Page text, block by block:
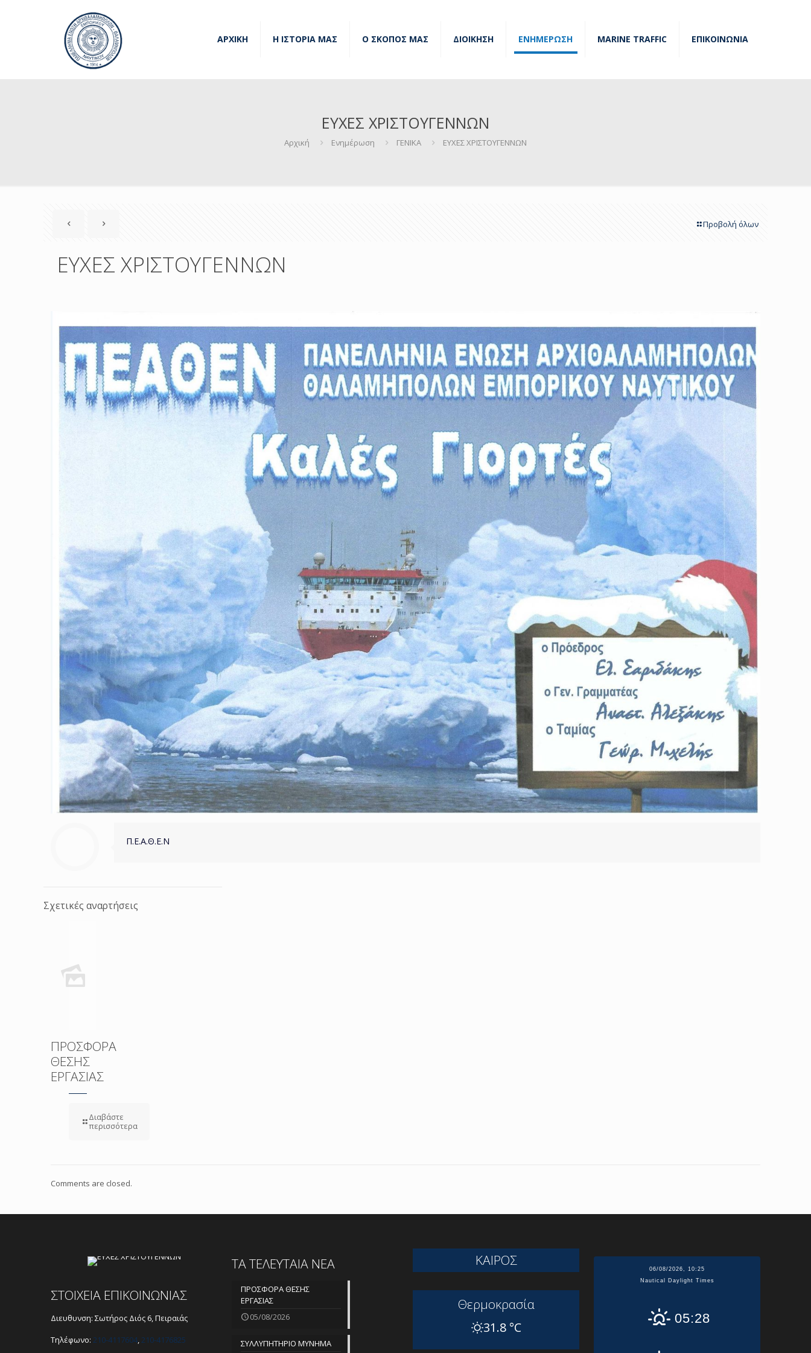
ΑΡΧΙΚΗ Η ΙΣΤΟΡΙΑ ΜΑΣ Ο ΣΚΟΠΟΣ ΜΑΣ ΔΙΟΙΚΗΣΗ ΕΝΗΜΕΡΩΣΗ MARINE TRAFFIC ΕΠΙΚΟΙΝΩΝΙΑ
ΕΥΧΕΣ ΧΡΙΣΤΟΥΓΕΝΝΩΝ
Αρχική Ενημέρωση ΓΕΝΙΚΑ ΕΥΧΕΣ ΧΡΙΣΤΟΥΓΕΝΝΩΝ
Προβολή όλων
ΕΥΧΕΣ ΧΡΙΣΤΟΥΓΕΝΝΩΝ
Π.Ε.Α.Θ.Ε.Ν
Σχετικές αναρτήσεις
ΠΡΟΣΦΟΡΑ
ΘΕΣΗΣ
ΕΡΓΑΣΙΑΣ
Διαβάστε
περισσότερα
Comments are closed.
ΣΤΟΙΧΕΙΑ ΕΠΙΚΟΙΝΩΝΙΑΣ
Διευθυνση: Σωτήρος Διός 6, Πειραιάς
Τηλέφωνο: 210-4117604,210-4176825
ΤΑ ΤΕΛΕΥΤΑΙΑ ΝΕΑ
ΠΡΟΣΦΟΡΑ ΘΕΣΗΣ
ΕΡΓΑΣΙΑΣ
05/08/2026
ΣΥΛΛΥΠΗΤΗΡΙΟ ΜΥΝΗΜΑ
ΚΑΙΡΟΣ
Θερμοκρασία
31.8 °C
06/08/2026, 10:25
Nautical Daylight Times
05:28